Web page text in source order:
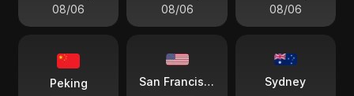
08/06
08/06
08/06
Peking San Francisco Sydney